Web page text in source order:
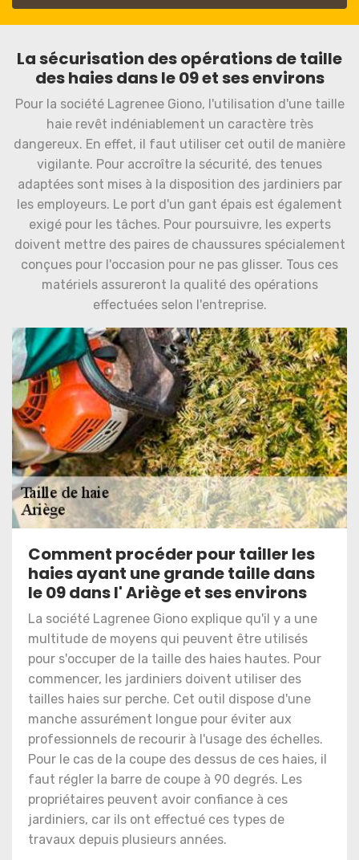
La sécurisation des opérations de taille
des haies dans le 09 et ses environs
Pour la société Lagrenee Giono, l'utilisation d'une taille
haie revêt indéniablement un caractère très
dangereux. En effet, il faut utiliser cet outil de manière
vigilante. Pour accroître la sécurité, des tenues
adaptées sont mises à la disposition des jardiniers par
les employeurs. Le port d'un gant épais est également
exigé pour les tâches. Pour poursuivre, les experts
doivent mettre des paires de chaussures spécialement
conçues pour l'occasion pour ne pas glisser. Tous ces
matériels assureront la qualité des opérations
effectuées selon l'entreprise.
Comment procéder pour tailler les
haies ayant une grande taille dans
le 09 dans l' Ariège et ses environs
La société Lagrenee Giono explique qu'il y a une
multitude de moyens qui peuvent être utilisés
pour s'occuper de la taille des haies hautes. Pour
commencer, les jardiniers doivent utiliser des
tailles haies sur perche. Cet outil dispose d'une
manche assurément longue pour éviter aux
professionnels de recourir à l'usage des échelles.
Pour le cas de la coupe des dessus de ces haies, il
faut régler la barre de coupe à 90 degrés. Les
propriétaires peuvent avoir confiance à ces
jardiniers, car ils ont effectué ces types de
travaux depuis plusieurs années.